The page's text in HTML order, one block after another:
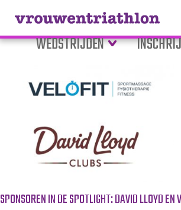
WEDSTRIJDEN
Tag Archive: massage
SPONSOREN IN DE SPOTLIGHT: DAVID LLOYD EN